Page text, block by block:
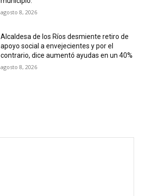
agosto 8, 2026
Alcaldesa de los Ríos desmiente retiro de
apoyo social a envejecientes y por el
contrario, dice aumentó ayudas en un 40%
agosto 8, 2026